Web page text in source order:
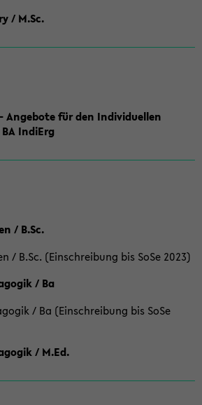
/ M.Sc.
Angebote für den Individuellen
IndiErg
/ B.Sc.
/ B.Sc. (Einschreibung bis SoSe 2023)
/ Ba
/ Ba (Einschreibung bis SoSe
/ M.Ed.